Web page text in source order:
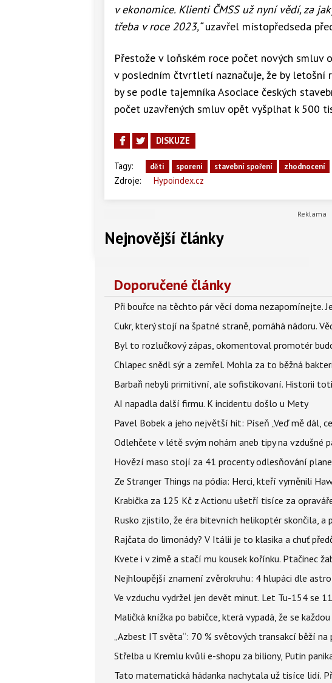
v ekonomice. Klienti ČMSS už nyní vědí, za
třeba v roce 2023,“uzavřel místopředseda
Přestože v loňském roce počet nových smluv
v posledním čtvrtletí naznačuje, že by letošní
by se podle tajemníka Asociace českých
počet uzavřených smluv opět vyšplhat k 500
DISKUZE
Tagy: děti sporeni stavební spoření zhodnocení
Zdroje: Hypoindex.cz
Nejnovější články
Doporučené články
Při bouřce na těchto pár věcí doma nezapomínejte.
Cukr, který stojí na špatné straně, pomáhá nádoru.
Byl to rozlučkový zápas, okomentoval promotér
Chlapec snědl sýr a zemřel. Mohla za to běžná
Barbaři nebyli primitivní, ale sofistikovaní. Historii
AI napadla další firmu. K incidentu došlo u Mety
Pavel Bobek a jeho největší hit: Píseň „Veď mě dál,
Odlehčete v létě svým nohám aneb tipy na vzdušné
Hovězí maso stojí za 41 procenty odlesňování
Ze Stranger Things na pódia: Herci, kteří vyměnili
Krabička za 125 Kč z Actionu ušetří tisíce za
Rusko zjistilo, že éra bitevních helikoptér skončila, a
Rajčata do limonády? V Itálii je to klasika a chuť
Kvete i v zimě a stačí mu kousek kořínku. Ptačinec
Nejhloupější znamení zvěrokruhu: 4 hlupáci dle
Ve vzduchu vydržel jen devět minut. Let Tu-154 se
Maličká knížka po babičce, která vypadá, že se
„Azbest IT světa“: 70 % světových transakcí běží
Střelba u Kremlu kvůli e-shopu za biliony, Putin
Tato matematická hádanka nachytala už tisíce lidí.